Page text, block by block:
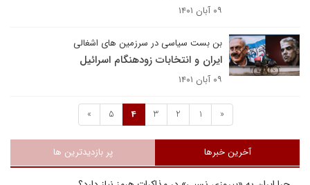
۰۹ آبان ۱۴۰۱
بن بست سیاسی در سرزمین های اشغالی
ایران و انتخابات زودهنگام اسرائیل
۰۹ آبان ۱۴۰۱
«
1
2
3
4
5
»
آخرین خبرها پر بازدیدترین ها